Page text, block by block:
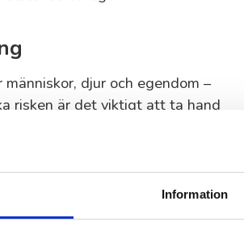
Information
djur och egendom –
risken är det viktigt att ta hand
trädbeskärning i Botkyrka tar vi
kraftledningar och stärker trädets
är detta ännu viktigare för att